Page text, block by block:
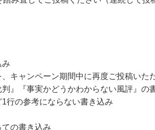
み
キャンペーン期間中に再度ご投稿いた
』『事実かどうかわからない風評』の
行の参考にならない書き込み
の書き込み